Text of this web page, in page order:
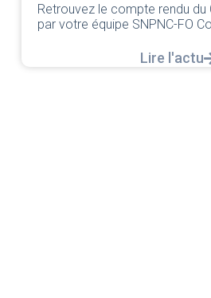
Retrouvez le compte rendu du
par votre équipe SNPNC-FO
Lire l'actu